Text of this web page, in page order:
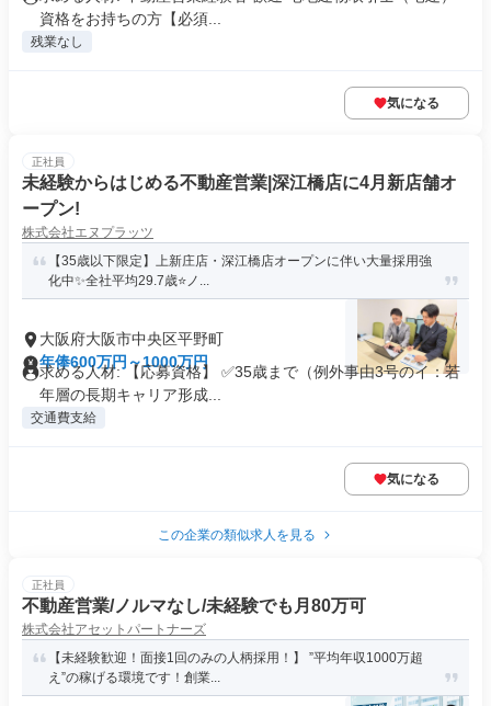
資格をお持ちの方【必須...
残業なし
気になる
正社員
未経験からはじめる不動産営業|深江橋店に4月新店舗オ
ープン!
株式会社エヌプラッツ
【35歳以下限定】上新庄店・深江橋店オープンに伴い大量採用強
化中✨全社平均29.7歳⭐️ノ...
大阪府大阪市中央区平野町
年俸600万円～1000万円
求める人材: 【応募資格】 ✅35歳まで（例外事由3号のイ：若
年層の長期キャリア形成...
交通費支給
気になる
この企業の類似求人を見る
正社員
不動産営業/ノルマなし/未経験でも月80万可
株式会社アセットパートナーズ
【未経験歓迎！面接1回のみの人柄採用！】 ”平均年収1000万超
え”の稼げる環境です！創業...